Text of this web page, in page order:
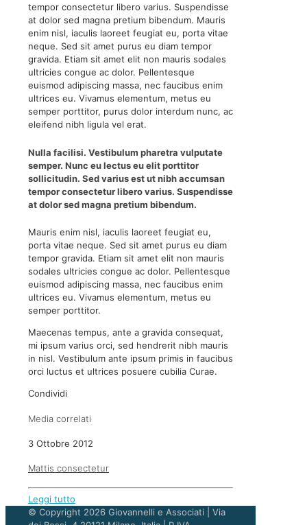
tempor consectetur libero varius. Suspendisse
at dolor sed magna pretium bibendum. Mauris
enim nisl, iaculis laoreet feugiat eu, porta vitae
neque. Sed sit amet purus eu diam tempor
gravida. Etiam sit amet elit non mauris sodales
ultricies congue ac dolor. Pellentesque
euismod adipiscing massa, nec faucibus enim
ultrices eu. Vivamus elementum, metus eu
semper porttitor, purus dolor interdum nunc, ac
eleifend nibh ligula vel erat.
Nulla facilisi. Vestibulum pharetra vulputate
semper. Nunc eu lectus eu elit porttitor
sollicitudin. Sed varius est ut nibh accumsan
tempor consectetur libero varius. Suspendisse
at dolor sed magna pretium bibendum.
Mauris enim nisl, iaculis laoreet feugiat eu,
porta vitae neque. Sed sit amet purus eu diam
tempor gravida. Etiam sit amet elit non mauris
sodales ultricies congue ac dolor. Pellentesque
euismod adipiscing massa, nec faucibus enim
ultrices eu. Vivamus elementum, metus eu
semper porttitor.
Maecenas tempus, ante a gravida consequat,
mi ipsum varius orci, sed hendrerit nibh mauris
in nisl. Vestibulum ante ipsum primis in faucibus
orci luctus et ultrices posuere cubilia Curae.
Condividi
Media correlati
3 Ottobre 2012
Mattis consectetur
Leggi tutto
© Copyright 2026 Giovannelli e Associati | Via